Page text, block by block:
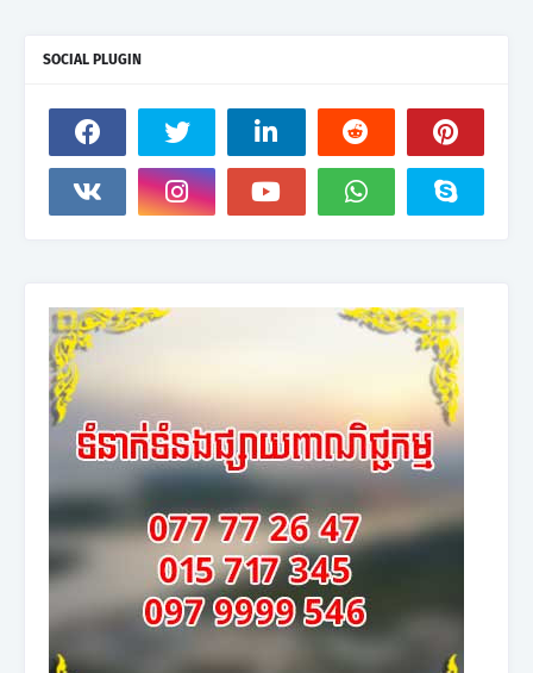
SOCIAL PLUGIN